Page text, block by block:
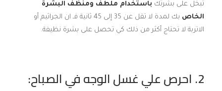
تبخل على بشرتك باستخدام ملطف ومنظف البشرة
الخاص
بك لمدة لا تقل عن 35 إلى 45 ثانية فـ ان الجراثيم أو
الاتربة لا تحتاج أكثر من ذلك كي تحصل على بشرة نظيفة.
2. احرص علي غسل الوجه في الصباح: